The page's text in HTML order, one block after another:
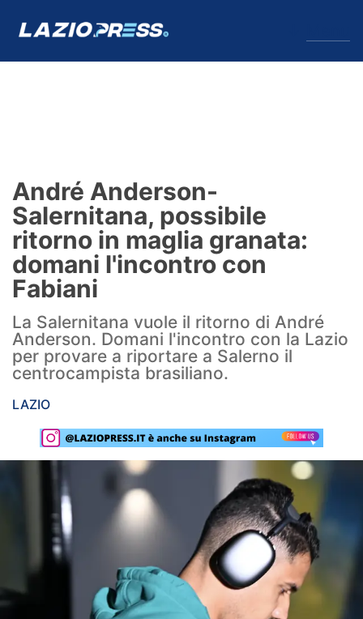
Formello
Infortuni
Primavera
Calciomercato
Lazio Women
Rassegna Lazio
Calcio
Serie A
Champions League
Europa League
Altri Sport
André Anderson-
Salernitana, possibile
ritorno in maglia granata:
domani l'incontro con
Fabiani
La Salernitana vuole il ritorno di André
Anderson. Domani l'incontro con la Lazio
per provare a riportare a Salerno il
centrocampista brasiliano.
LAZIO